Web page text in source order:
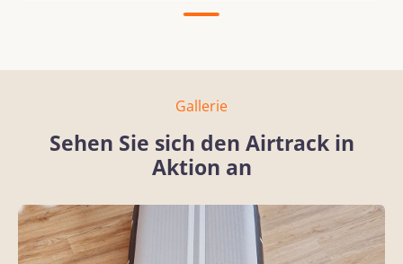
Gallerie
Sehen Sie sich den Airtrack in
Aktion an